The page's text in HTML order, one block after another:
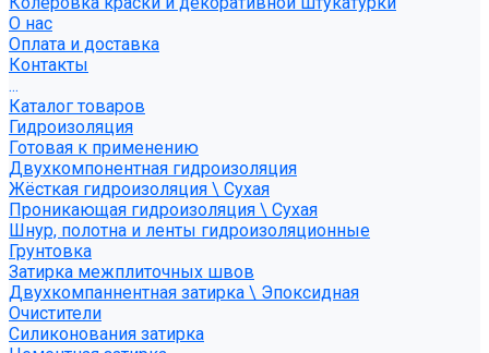
О нас
Оплата и доставка
Контакты
...
Каталог товаров
Гидроизоляция
Готовая к применению
Двухкомпонентная гидроизоляция
Жёсткая гидроизоляция \ Сухая
Проникающая гидроизоляция \ Сухая
Шнур, полотна и ленты гидроизоляционные
Грунтовка
Затирка межплиточных швов
Двухкомпаннентная затирка \ Эпоксидная
Очистители
Силиконования затирка